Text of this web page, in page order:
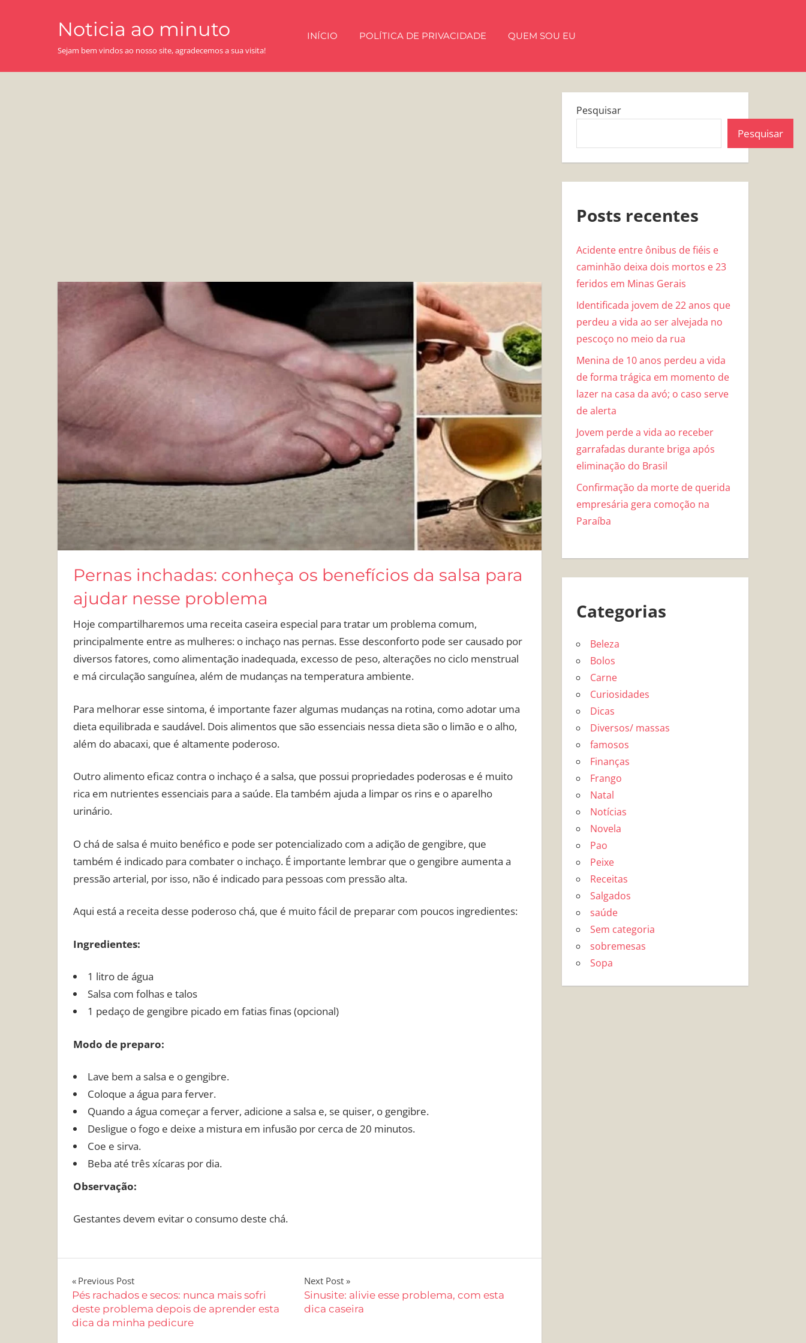
Noticia ao minuto
Sejam bem vindos ao nosso site, agradecemos a sua visita!
INÍCIO POLÍTICA DE PRIVACIDADE QUEM SOU EU
Pernas inchadas: conheça os benefícios da salsa para
ajudar nesse problema
Hoje compartilharemos uma receita caseira especial para tratar um problema comum,
principalmente entre as mulheres: o inchaço nas pernas. Esse desconforto pode ser causado por
diversos fatores, como alimentação inadequada, excesso de peso, alterações no ciclo menstrual
e má circulação sanguínea, além de mudanças na temperatura ambiente.
Para melhorar esse sintoma, é importante fazer algumas mudanças na rotina, como adotar uma
dieta equilibrada e saudável. Dois alimentos que são essenciais nessa dieta são o limão e o alho,
além do abacaxi, que é altamente poderoso.
Outro alimento eficaz contra o inchaço é a salsa, que possui propriedades poderosas e é muito
rica em nutrientes essenciais para a saúde. Ela também ajuda a limpar os rins e o aparelho
urinário.
O chá de salsa é muito benéfico e pode ser potencializado com a adição de gengibre, que
também é indicado para combater o inchaço. É importante lembrar que o gengibre aumenta a
pressão arterial, por isso, não é indicado para pessoas com pressão alta.
Aqui está a receita desse poderoso chá, que é muito fácil de preparar com poucos ingredientes:
Ingredientes:
1 litro de água
Salsa com folhas e talos
1 pedaço de gengibre picado em fatias finas (opcional)
Modo de preparo:
Lave bem a salsa e o gengibre.
Coloque a água para ferver.
Quando a água começar a ferver, adicione a salsa e, se quiser, o gengibre.
Desligue o fogo e deixe a mistura em infusão por cerca de 20 minutos.
Coe e sirva.
Beba até três xícaras por dia.
Observação:
Gestantes devem evitar o consumo deste chá.
Navegação
de
Post
Previous Post
Pés rachados e secos: nunca mais sofri
deste problema depois de aprender esta
dica da minha pedicure
Next Post
Sinusite: alivie esse problema, com esta
dica caseira
Pesquisar
Pesquisar
Posts recentes
Acidente entre ônibus de fiéis e
caminhão deixa dois mortos e 23
feridos em Minas Gerais
Identificada jovem de 22 anos que
perdeu a vida ao ser alvejada no
pescoço no meio da rua
Menina de 10 anos perdeu a vida
de forma trágica em momento de
lazer na casa da avó; o caso serve
de alerta
Jovem perde a vida ao receber
garrafadas durante briga após
eliminação do Brasil
Confirmação da morte de querida
empresária gera comoção na
Paraíba
Categorias
Beleza
Bolos
Carne
Curiosidades
Dicas
Diversos/ massas
famosos
Finanças
Frango
Natal
Notícias
Novela
Pao
Peixe
Receitas
Salgados
saúde
Sem categoria
sobremesas
Sopa